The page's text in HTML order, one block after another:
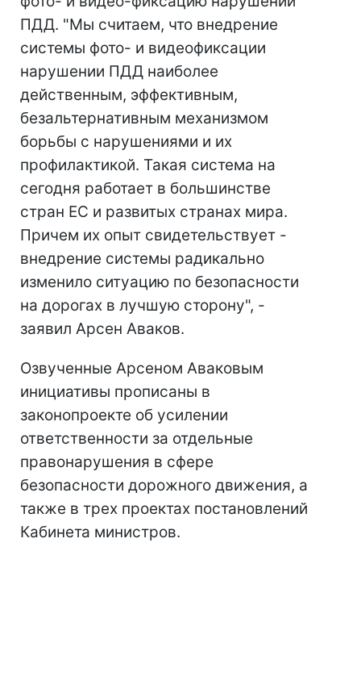
ПДД. "Мы считаем, что внедрение
системы фото- и видеофиксации
нарушении ПДД наиболее
действенным, эффективным,
безальтернативным механизмом
борьбы с нарушениями и их
профилактикой. Такая система на
сегодня работает в большинстве
стран ЕС и развитых странах мира.
Причем их опыт свидетельствует -
внедрение системы радикально
изменило ситуацию по безопасности
на дорогах в лучшую сторону", -
заявил Арсен Аваков.
Озвученные Арсеном Аваковым
инициативы прописаны в
законопроекте об усилении
ответственности за отдельные
правонарушения в сфере
безопасности дорожного движения, а
также в трех проектах постановлений
Кабинета министров.